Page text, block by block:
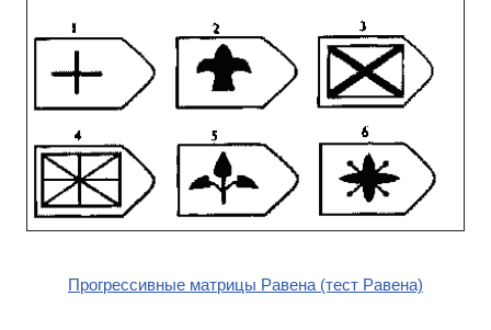
Прогрессивные матрицы Равена (тест Равена)